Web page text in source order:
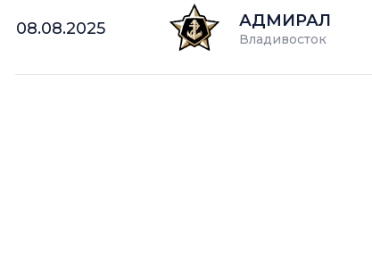
08.08.2025 АДМИРАЛ
Владивосток